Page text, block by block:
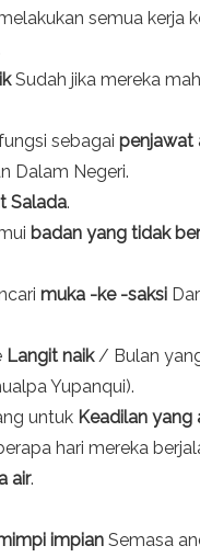
semua kerja
Sudah jika mereka
sebagai penjawat
Dalam Negeri.
Salada.
badan yang tidak
muka -ke -saksi
Langit naik/ Bulan
Yupanqui).
untuk Keadilan yang
hari mereka
air.
impian Semasa